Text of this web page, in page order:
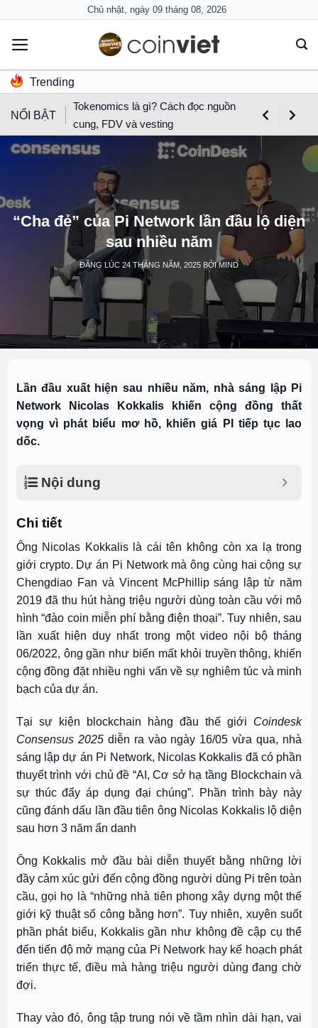
content
Chủ nhật, ngày 09 tháng 08, 2026
Trending
NỔI BẬT
Tokenomics là gì? Cách đọc nguồn
cung, FDV và vesting
“Cha đẻ” của Pi Network lần đầu lộ diện
sau nhiều năm
ĐĂNG LÚC 24 THÁNG NĂM, 2025 BỞIMIND
Lần đầu xuất hiện sau nhiều năm, nhà sáng lập Pi
Network Nicolas Kokkalis khiến cộng đồng thất
vọng vì phát biểu mơ hồ, khiến giá PI tiếp tục lao
dốc.
Nội dung
Chi tiết
Ông Nicolas Kokkalis là cái tên không còn xa lạ trong
giới crypto. Dự án Pi Network mà ông cùng hai cộng sự
Chengdiao Fan và Vincent McPhillip sáng lập từ năm
2019 đã thu hút hàng triệu người dùng toàn cầu với mô
hình “đào coin miễn phí bằng điện thoại”. Tuy nhiên, sau
lần xuất hiện duy nhất trong một video nội bộ tháng
06/2022, ông gần như biến mất khỏi truyền thông, khiến
cộng đồng đặt nhiều nghi vấn về sự nghiêm túc và minh
bạch của dự án.
Tại sự kiện blockchain hàng đầu thế giới Coindesk
Consensus 2025diễn ra vào ngày 16/05 vừa qua, nhà
sáng lập dự án Pi Network, Nicolas Kokkalis đã có phần
thuyết trình với chủ đề “AI, Cơ sở hạ tầng Blockchain và
sự thúc đẩy áp dụng đại chúng”. Phần trình bày này
cũng đánh dấu lần đầu tiên ông Nicolas Kokkalis lộ diện
sau hơn 3 năm ẩn danh
Ông Kokkalis mở đầu bài diễn thuyết bằng những lời
đầy cảm xúc gửi đến cộng đồng người dùng Pi trên toàn
cầu, gọi họ là “những nhà tiên phong xây dựng một thế
giới kỹ thuật số công bằng hơn”. Tuy nhiên, xuyên suốt
phần phát biểu, Kokkalis gần như không đề cập cụ thể
đến tiến độ mở mạng của Pi Network hay kế hoạch phát
triển thực tế, điều mà hàng triệu người dùng đang chờ
đợi.
Thay vào đó, ông tập trung nói về tầm nhìn dài hạn, vai